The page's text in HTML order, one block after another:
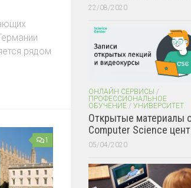
рядом
1
22/08/2020
ОНЛАЙН СЕРВИСЫ /
ПРОФЕССИОНАЛЬНОЕ
ОБУЧЕНИЕ / УНИВЕРСИТЕТ
Открытые материалы
Computer Science
05/04/2020